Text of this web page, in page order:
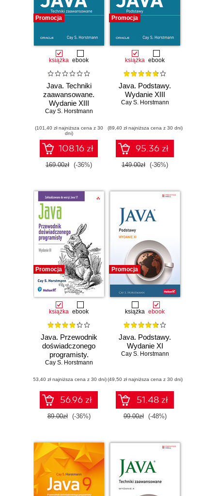
Promocja
książka ebook
Java. Techniki
zaawansowane.
Wydanie XIII
Cay S. Horstmann
(101,40 zł najniższa cena z 30
dni)
108.16 zł
169.00zł (-36%)
Promocja
książka ebook
Java. Podstawy.
Wydanie XIII
Cay S. Horstmann
(89,40 zł najniższa cena z 30 dni)
95.36 zł
149.00zł (-36%)
Promocja
książka ebook
Java. Przewodnik
doświadczonego
programisty.
Wydanie III
Cay S. Horstmann
(53,40 zł najniższa cena z 30 dni)
56.96 zł
89.00zł (-36%)
Promocja
książka ebook
Java. Podstawy.
Wydanie XI
Cay S. Horstmann
(49,50 zł najniższa cena z 30 dni)
51.48 zł
99.00zł (-48%)